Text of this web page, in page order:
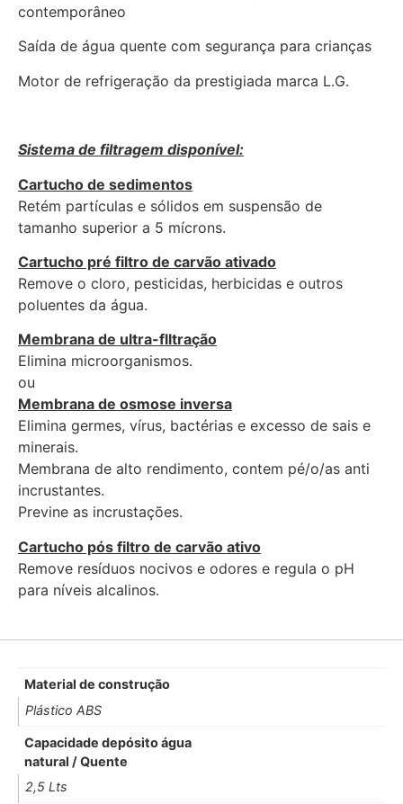
contemporâneo
Saída de água quente com segurança para crianças
Motor de refrigeração da prestigiada marca L.G.
Sistema de filtragem disponível:
Cartucho de sedimentos
Retém partículas e sólidos em suspensão de
tamanho superior a 5 mícrons.
Cartucho pré filtro de carvão ativado
Remove o cloro, pesticidas, herbicidas e outros
poluentes da água.
Membrana de ultra-flltração
Elimina microorganismos.
ou
Membrana de osmose inversa
Elimina germes, vírus, bactérias e excesso de sais e
minerais.
Membrana de alto rendimento, contem pé/o/as anti
incrustantes.
Previne as incrustações.
Cartucho pós filtro de carvão ativo
Remove resíduos nocivos e odores e regula o pH
para níveis alcalinos.
Material de construção
Plástico ABS
Capacidade depósito água
natural / Quente
2,5 Lts